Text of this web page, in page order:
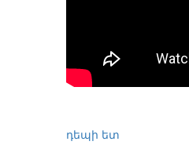
դեպի ետ